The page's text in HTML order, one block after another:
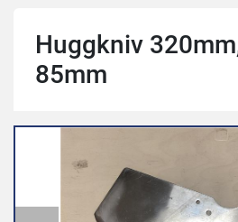
Huggkniv
85mm